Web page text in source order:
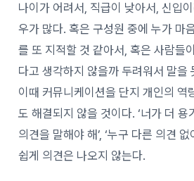
나이가 어려서, 직급이 낮아서, 신입
우가 많다. 혹은 구성원 중에 누가 마
를 또 지적할 것 같아서, 혹은 사람들
다고 생각하지 않을까 두려워서 말을
이때 커뮤니케이션을 단지 개인의 역
도 해결되지 않을 것이다. ‘너가 더 용
의견을 말해야 해’, ‘누구 다른 의견
쉽게 의견은 나오지 않는다.